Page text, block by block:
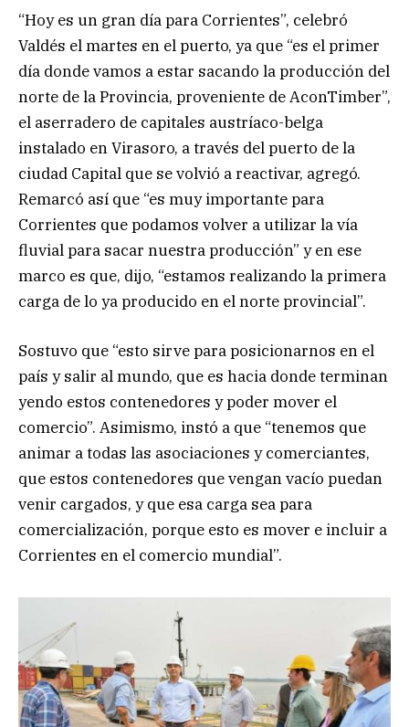
“Hoy es un gran día para Corrientes”, celebró
Valdés el martes en el puerto, ya que “es el primer
día donde vamos a estar sacando la producción del
norte de la Provincia, proveniente de AconTimber”,
el aserradero de capitales austríaco-belga
instalado en Virasoro, a través del puerto de la
ciudad Capital que se volvió a reactivar, agregó.
Remarcó así que “es muy importante para
Corrientes que podamos volver a utilizar la vía
fluvial para sacar nuestra producción” y en ese
marco es que, dijo, “estamos realizando la primera
carga de lo ya producido en el norte provincial”.
Sostuvo que “esto sirve para posicionarnos en el
país y salir al mundo, que es hacia donde terminan
yendo estos contenedores y poder mover el
comercio”. Asimismo, instó a que “tenemos que
animar a todas las asociaciones y comerciantes,
que estos contenedores que vengan vacío puedan
venir cargados, y que esa carga sea para
comercialización, porque esto es mover e incluir a
Corrientes en el comercio mundial”.